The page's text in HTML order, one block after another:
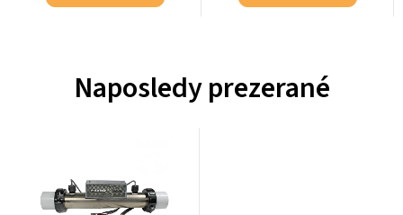
Naposledy prezerané